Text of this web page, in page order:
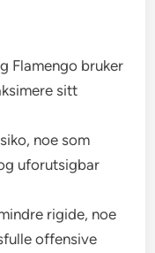
Flamengo bruker
sitt
noe som
uforutsigbar
rigide, noe
offensive